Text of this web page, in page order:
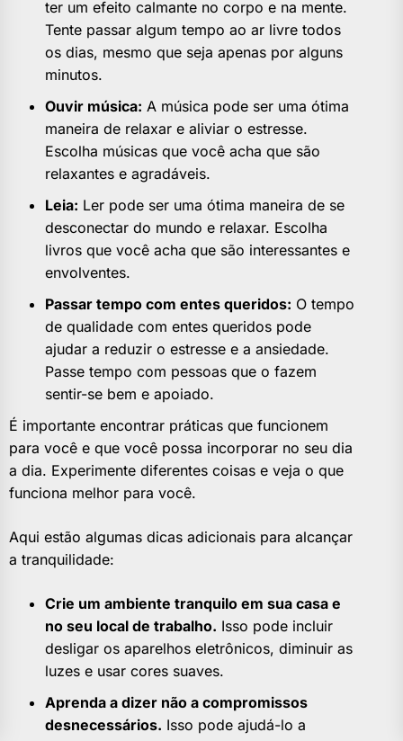
ter um efeito calmante no corpo e na mente.
Tente passar algum tempo ao ar livre todos
os dias, mesmo que seja apenas por alguns
minutos.
Ouvir música: A música pode ser uma ótima
maneira de relaxar e aliviar o estresse.
Escolha músicas que você acha que são
relaxantes e agradáveis.
Leia: Ler pode ser uma ótima maneira de se
desconectar do mundo e relaxar. Escolha
livros que você acha que são interessantes e
envolventes.
Passar tempo com entes queridos: O tempo
de qualidade com entes queridos pode
ajudar a reduzir o estresse e a ansiedade.
Passe tempo com pessoas que o fazem
sentir-se bem e apoiado.
É importante encontrar práticas que funcionem
para você e que você possa incorporar no seu dia
a dia. Experimente diferentes coisas e veja o que
funciona melhor para você.
Aqui estão algumas dicas adicionais para alcançar
a tranquilidade:
Crie um ambiente tranquilo em sua casa e
no seu local de trabalho. Isso pode incluir
desligar os aparelhos eletrônicos, diminuir as
luzes e usar cores suaves.
Aprenda a dizer não a compromissos
desnecessários. Isso pode ajudá-lo a